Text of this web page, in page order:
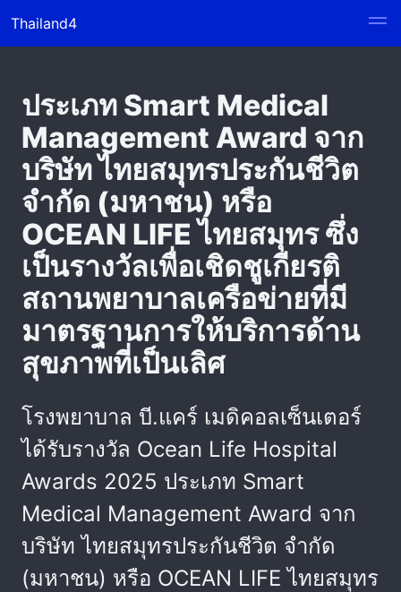
Thailand4
ประเภท Smart Medical
Management Award จาก
บริษัท ไทยสมุทรประกันชีวิต
จำกัด (มหาชน) หรือ
OCEAN LIFE ไทยสมุทร ซึ่ง
เป็นรางวัลเพื่อเชิดชูเกียรติ
สถานพยาบาลเครือข่ายที่มี
มาตรฐานการให้บริการด้าน
สุขภาพที่เป็นเลิศ
โรงพยาบาล บี.แคร์ เมดิคอลเซ็นเตอร์
ได้รับรางวัล Ocean Life Hospital
Awards 2025 ประเภท Smart
Medical Management Award จาก
บริษัท ไทยสมุทรประกันชีวิต จำกัด
(มหาชน) หรือ OCEAN LIFE ไทยสมุทร